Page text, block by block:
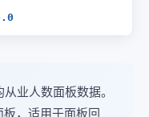
业人数面板数据。
板，适用于面板回